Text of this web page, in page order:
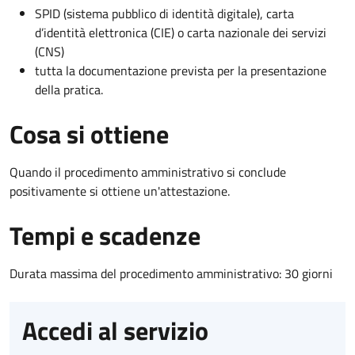
SPID (sistema pubblico di identità digitale), carta
d’identità elettronica (CIE) o carta nazionale dei servizi
(CNS)
tutta la documentazione prevista per la presentazione
della pratica.
Cosa si ottiene
Quando il procedimento amministrativo si conclude
positivamente si ottiene un'attestazione.
Tempi e scadenze
Durata massima del procedimento amministrativo: 30 giorni
Accedi al servizio